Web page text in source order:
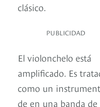
clásico.
PUBLICIDAD
El violonchelo está
amplificado. Es
como un
de en una banda de